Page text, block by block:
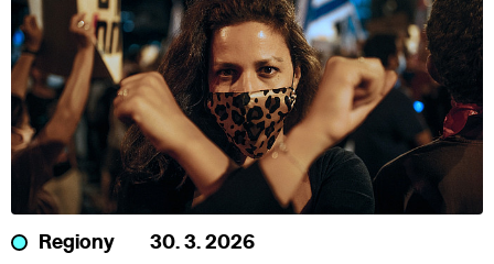
Regiony 30. 3. 2026